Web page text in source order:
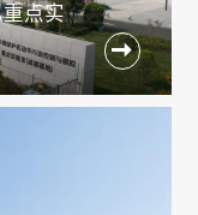
点实
